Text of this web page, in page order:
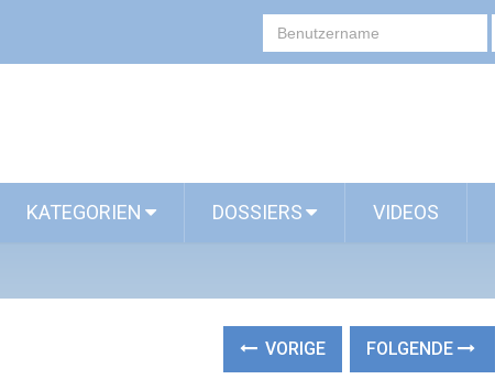
KATEGORIEN DOSSIERS VIDEOS
VORIGE FOLGENDE